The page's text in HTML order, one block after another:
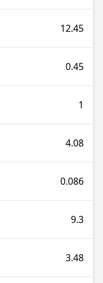
12.45
0.45
1
4.08
0.086
9.3
3.48